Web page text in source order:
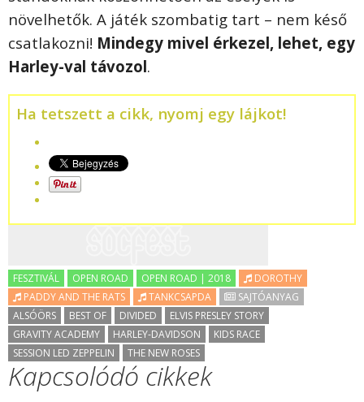
növelhetők. A játék szombatig tart – nem késő
csatlakozni! Mindegy mivel érkezel, lehet, egy
Harley-val távozol.
Ha tetszett a cikk, nyomj egy lájkot!
FESZTIVÁL OPEN ROAD OPEN ROAD | 2018
DOROTHY
PADDY AND THE RATS
TANKCSAPDA
SAJTÓANYAG
ALSÓÖRS
BEST OF DIVIDED
ELVIS PRESLEY STORY
GRAVITY ACADEMY
HARLEY-DAVIDSON
KIDS RACE
SESSION LED ZEPPELIN
THE NEW ROSES
Kapcsolódó cikkek